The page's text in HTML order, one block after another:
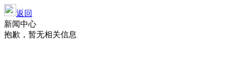
返回
新闻中心
抱歉，暂无相关信息